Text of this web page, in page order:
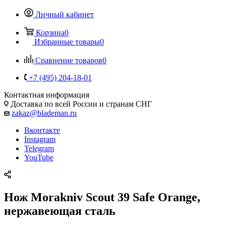
Личный кабинет
Корзина0
Избранные товары0
Сравнение товаров0
+7 (495) 204-18-01
Контактная информация
Доставка по всей России и странам СНГ
zakaz@blademan.ru
Вконтакте
Instagram
Telegram
YouTube
Нож Morakniv Scout 39 Safe Orange,
нержавеющая сталь